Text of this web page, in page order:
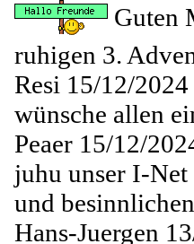
Guten
ruhigen 3.
Resi 15/12/
wünsche allen
Peaer 15/12/
juhu unser I-
und
Hans-Juergen